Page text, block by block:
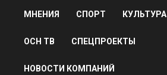
МНЕНИЯ СПОРТ КУЛЬТУРА
ОСН ТВ СПЕЦПРОЕКТЫ
НОВОСТИ КОМПАНИЙ